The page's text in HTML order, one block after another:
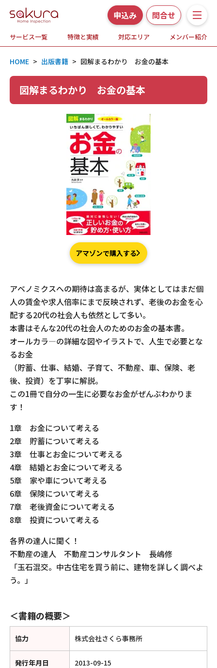
申込み 問合せ
サービス一覧 特徴と実績 対応エリア メンバー紹介
サービス一覧
さくら事務所の特徴と実績
ホームインスペクションとは
お知らせ・プレスリリース
現場事例・お役立ちコラム
さくら事務所について
採用情報
HOME > 出版書籍 > 図解まるわかり お金の基本
図解まるわかり お金の基本
アマゾンで購入する
アベノミクスへの期待は高まるが、実体としてはまだ個
人の賃金や求人倍率にまで反映されず、老後のお金を心
配する20代の社会人も依然として多い。
本書はそんな20代の社会人のためのお金の基本書。
オールカラ―の詳細な図やイラストで、人生で必要とな
るお金
（貯蓄、仕事、結婚、子育て、不動産、車、保険、老
後、投資）を丁寧に解説。
この1冊で自分の一生に必要なお金がぜんぶわかりま
す！
1章 お金について考える
2章 貯蓄について考える
3章 仕事とお金について考える
4章 結婚とお金について考える
5章 家や車について考える
6章 保険について考える
7章 老後資金について考える
8章 投資について考える
各界の達人に聞く！
不動産の達人 不動産コンサルタント 長嶋修
「玉石混交。中古住宅を買う前に、建物を詳しく調べよ
う。」
＜書籍の概要＞
協力 株式会社さくら事務所
発行年月日 2013-09-15